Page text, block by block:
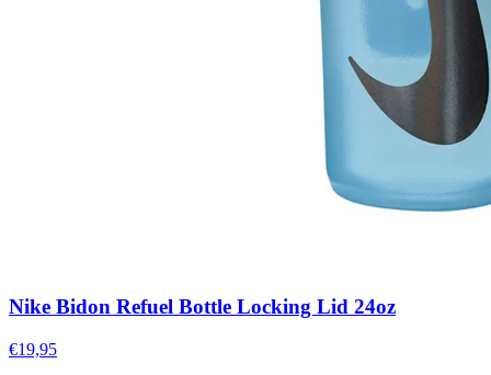
Nike Bidon Refuel Bottle Locking Lid 24oz
€19,95